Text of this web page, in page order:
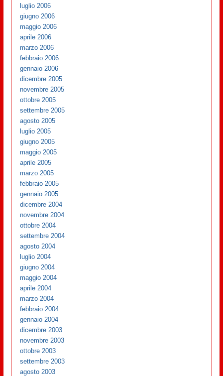
luglio 2006
giugno 2006
maggio 2006
aprile 2006
marzo 2006
febbraio 2006
gennaio 2006
dicembre 2005
novembre 2005
ottobre 2005
settembre 2005
agosto 2005
luglio 2005
giugno 2005
maggio 2005
aprile 2005
marzo 2005
febbraio 2005
gennaio 2005
dicembre 2004
novembre 2004
ottobre 2004
settembre 2004
agosto 2004
luglio 2004
giugno 2004
maggio 2004
aprile 2004
marzo 2004
febbraio 2004
gennaio 2004
dicembre 2003
novembre 2003
ottobre 2003
settembre 2003
agosto 2003